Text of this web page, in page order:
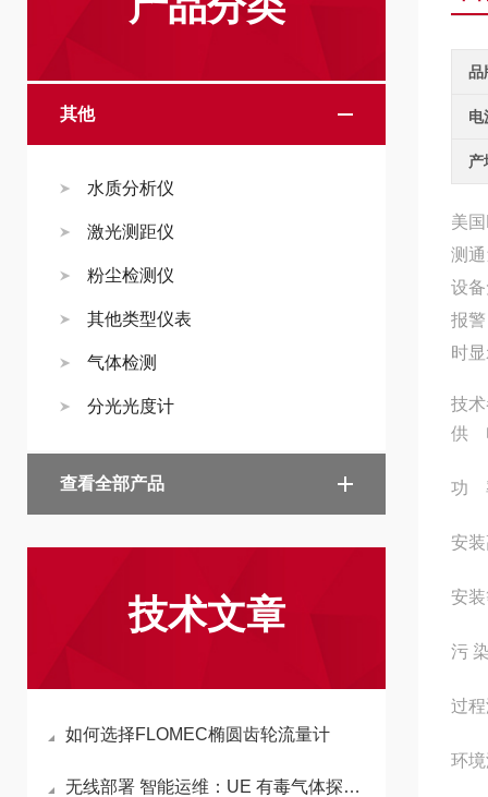
其他
水质分析仪
激光测距仪
粉尘检测仪
其他类型仪表
气体检测
分光光度计
查看全部产品
技术文章
如何选择FLOMEC椭圆齿轮流量计
无线部署 智能运维：UE 有毒气体探测器的技术与价值
品
电
产
美
测
设
报
时
技
供
功
安
安
污
过
环